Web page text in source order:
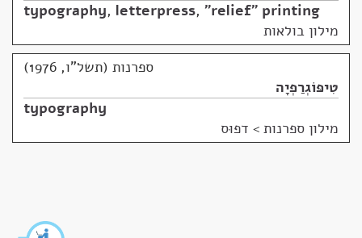
typography, letterpress, "relief" printing
מילון בולאות
ספרנות (תשל"ו, 1976)
טִיפּוֹגְרַפְיָה
typography
מילון ספרנות > דפוּס